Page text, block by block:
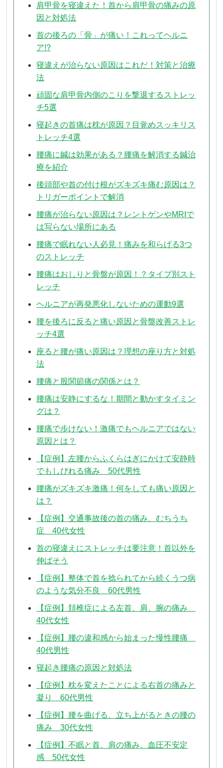
肩甲骨を寝違えた！首から肩甲骨の痛みの原
因と対処法
首の後ろの「骨」が痛い！これってヘルニ
ア!?
寝違えが治らない原因はこれだ！対策と治療
法
頑固な肩甲骨内側のこりを撃退するストレッ
チ5選
寝起きの首痛は枕が原因？目覚めスッキリス
トレッチ4選
腰痛に鍼は効果がある？腰痛を解消する鍼治
療を紹介
後頭部や首の付け根がズキズキ痛む原因は？
トリガーポイントで解消
腰痛が治らない原因は？レントゲンやMRIで
は写らない場所にある
腰痛で眠れない人必見！痛みを和らげる3つ
のストレッチ
腰痛はおしりと骨盤が原因！？タイプ別スト
レッチ
ヘルニアが再発悪化しないための運動9選
腰を後ろに反ると痛い原因と骨盤改善ストレ
ッチ4選
座ると腰が痛い原因は？理想の座り方と対処
法
腰痛と股関節痛の関係とは？
腰痛は安静にするな！期間と動かすタイミン
グは？
腰痛で歩けない！激痛でもヘルニアではない
原因とは？
【症例】左腰からふくらはぎにかけて安静時
でもしびれる痛み 50代男性
腰痛がズキズキ激痛！何をしても痛い原因と
は？
【症例】交通事故後の首の痛み、むちうち
症 40代女性
首の寝違えにストレッチは要注意！首以外を
伸ばそう
【症例】整体で首を捻られてから続くうつ病
のような気分不良 60代男性
【症例】頚椎症による左首、肩、腕の痛み
40代女性
【症例】腰の違和感から始まった慢性腰痛
40代男性
寝起き腰痛の原因と対処法
【症例】枕を変えたことによる右首の痛みと
凝り 60代男性
【症例】腰を曲げる、立ち上がるときの腰の
痛み 30代女性
【症例】不眠と首、肩の痛み、血圧不安定
感 50代女性